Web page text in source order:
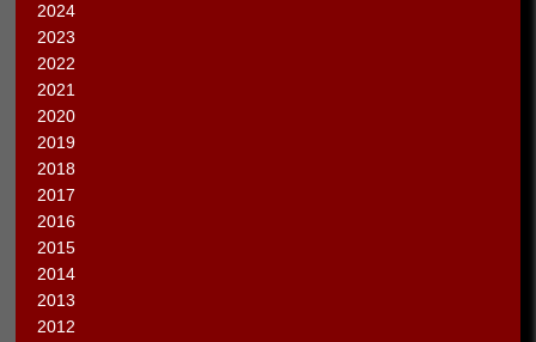
2024
2023
2022
2021
2020
2019
2018
2017
2016
2015
2014
2013
2012